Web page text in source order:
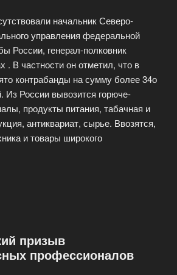
начальник Северо-
управления федеральной
России, генерал-полковник
. В частности он отметил, что в
контрабанды на сумму более 34о
Из России вывозится горюче-
продукты питания, табачная и
антиквариат, сырье. Ввозятся,
и товары широкого
призыв
профессионалов